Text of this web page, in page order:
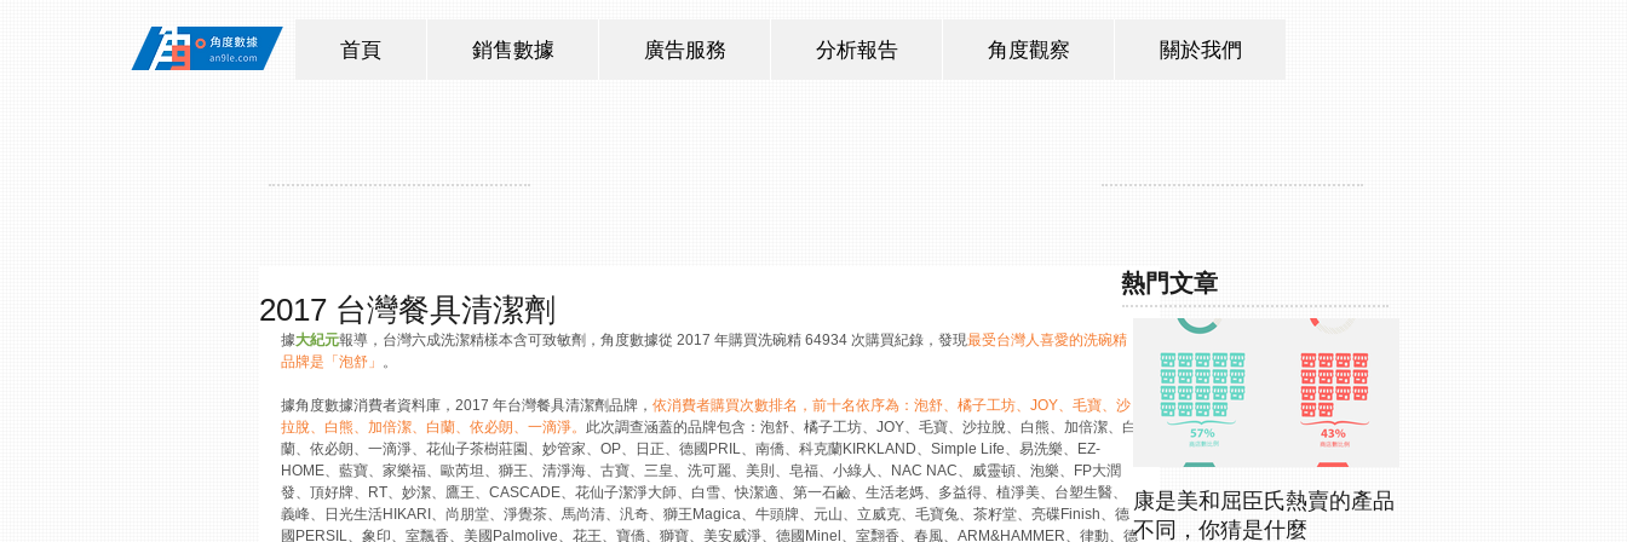
首頁 銷售數據 廣告服務 分析報告 角度觀察 關於我們
2017 台灣餐具清潔劑
據大紀元報導，台灣六成洗潔精樣本含可致敏劑，角度數據從 2017 年購買洗碗精 64934 次購買紀錄，發現最受台灣人喜愛的洗碗精
品牌是「泡舒」 。
據角度數據消費者資料庫，2017 年台灣餐具清潔劑品牌， 依消費者購買次數排名，前十名依序為：泡舒、橘子工坊、JOY、毛寶、沙
拉脫、白熊、加倍潔、白蘭、依必朗、一滴淨。 此次調查涵蓋的品牌包含：泡舒、橘子工坊、JOY、毛寶、沙拉脫、白熊、加倍潔、白
蘭、依必朗、一滴淨、花仙子茶樹莊園、妙管家、OP、日正、德國PRIL、南僑、科克蘭KIRKLAND、Simple Life、易洗樂、EZ-
HOME、藍寶、家樂福、歐芮坦、獅王、清淨海、古寶、三皇、洗可麗、美則、皂福、小綠人、NAC NAC、威靈頓、泡樂、FP大潤
發、頂好牌、RT、妙潔、鷹王、CASCADE、花仙子潔淨大師、白雪、快潔適、第一石鹼、生活老媽、多益得、植淨美、台塑生醫、
義峰、日光生活HIKARI、尚朋堂、淨覺茶、馬尚清、汎奇、獅王Magica、牛頭牌、元山、立威克、毛寶兔、茶籽堂、亮碟Finish、德
國PERSIL、象印、室飄香、美國Palmolive、花王、寶僑、獅寶、美安威淨、德國Minel、室翲香、春風、ARM&HAMMER、律動、德
熱門文章
康是美和屈臣氏熱賣的產品
不同，你猜是什麼